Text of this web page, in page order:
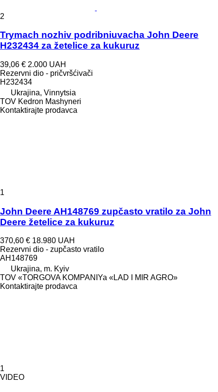
2
Trymach nozhiv podribniuvacha John Deere
H232434 za žetelice za kukuruz
39,06 € 2.000 UAH
Rezervni dio - pričvršćivači
H232434
Ukrajina, Vinnytsia
TOV Kedron Mashyneri
Kontaktirajte prodavca
1
John Deere AH148769 zupčasto vratilo za John
Deere žetelice za kukuruz
370,60 € 18.980 UAH
Rezervni dio - zupčasto vratilo
AH148769
Ukrajina, m. Kyiv
TOV «TORGOVA KOMPANIYa «LAD I MIR AGRO»
Kontaktirajte prodavca
1
VIDEO